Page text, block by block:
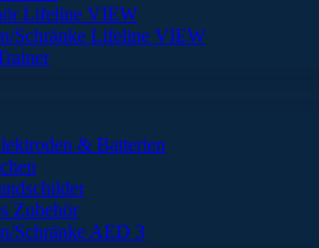
Lifeline VIEW
Schränke Lifeline VIEW
& Batterien
Zubehör
Schränke AED 3